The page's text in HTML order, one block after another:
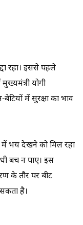
रहा। इससे पहले
योगी
में सुरक्षा का भाव
में भय देखने को मिल रहा
बच न पाए। इस
के तौर पर बीट
है।